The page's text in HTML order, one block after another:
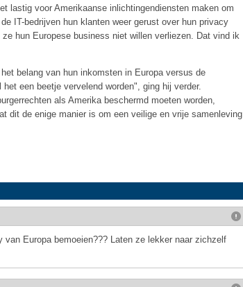
lastig voor Amerikaanse inlichtingendiensten maken om
IT-bedrijven hun klanten weer gerust over hun privacy
hun Europese business niet willen verliezen. Dat vind ik
belang van hun inkomsten in Europa versus de
een beetje vervelend worden", ging hij verder.
als Amerika beschermd moeten worden,
dit de enige manier is om een veilige en vrije samenleving
Europa bemoeien??? Laten ze lekker naar zichzelf